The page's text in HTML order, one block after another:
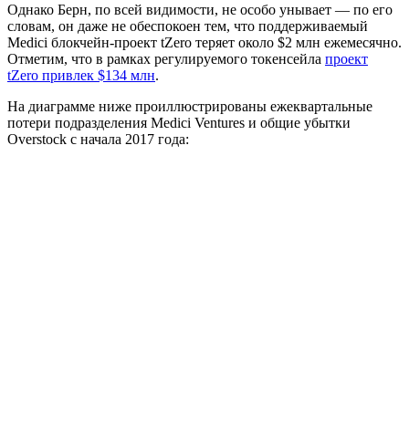
Однако Берн, по всей видимости, не особо унывает — по его
словам, он даже не обеспокоен тем, что поддерживаемый
Medici блокчейн-проект tZero теряет около $2 млн ежемесячно.
Отметим, что в рамках регулируемого токенсейла проект
tZero привлек $134 млн.
На диаграмме ниже проиллюстрированы ежеквартальные
потери подразделения Medici Ventures и общие убытки
Overstock с начала 2017 года: